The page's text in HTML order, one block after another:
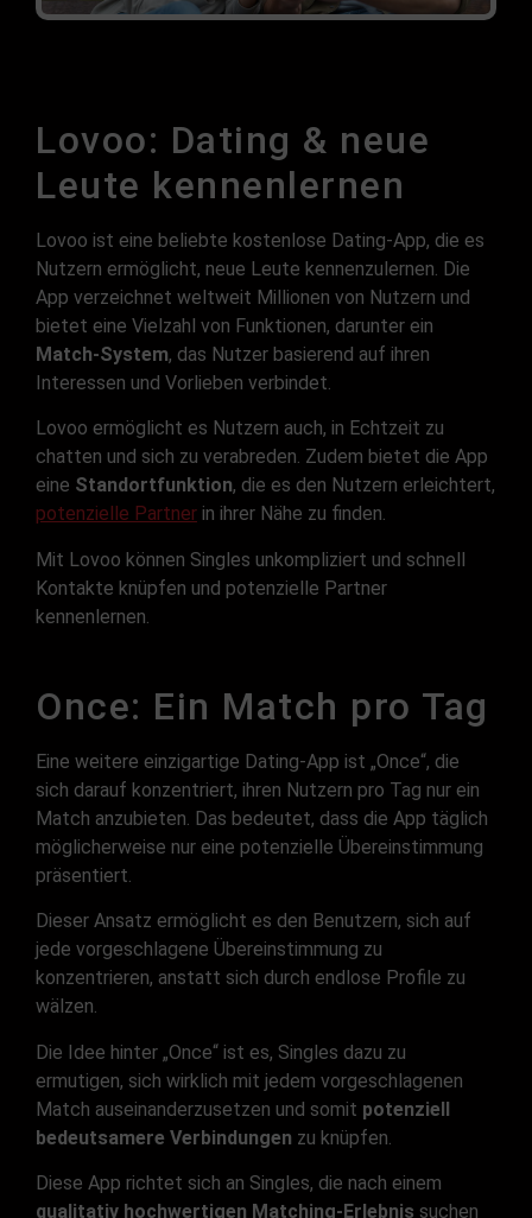
Lovoo: Dating & neue
Leute kennenlernen
Lovoo ist eine beliebte kostenlose Dating-App, die es
Nutzern ermöglicht, neue Leute kennenzulernen. Die
App verzeichnet weltweit Millionen von Nutzern und
bietet eine Vielzahl von Funktionen, darunter ein
Match-System, das Nutzer basierend auf ihren
Interessen und Vorlieben verbindet.
Lovoo ermöglicht es Nutzern auch, in Echtzeit zu
chatten und sich zu verabreden. Zudem bietet die App
eine Standortfunktion, die es den Nutzern erleichtert,
potenzielle Partner in ihrer Nähe zu finden.
Mit Lovoo können Singles unkompliziert und schnell
Kontakte knüpfen und potenzielle Partner
kennenlernen.
Once: Ein Match pro Tag
Eine weitere einzigartige Dating-App ist „Once“, die
sich darauf konzentriert, ihren Nutzern pro Tag nur ein
Match anzubieten. Das bedeutet, dass die App täglich
möglicherweise nur eine potenzielle Übereinstimmung
präsentiert.
Dieser Ansatz ermöglicht es den Benutzern, sich auf
jede vorgeschlagene Übereinstimmung zu
konzentrieren, anstatt sich durch endlose Profile zu
wälzen.
Die Idee hinter „Once“ ist es, Singles dazu zu
ermutigen, sich wirklich mit jedem vorgeschlagenen
Match auseinanderzusetzen und somit potenziell
bedeutsamere Verbindungen zu knüpfen.
Diese App richtet sich an Singles, die nach einem
qualitativ hochwertigen Matching-Erlebnis suchen